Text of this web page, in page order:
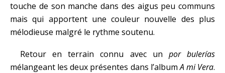
touche de son manche dans des aigus peu communs
mais qui apportent une couleur nouvelle des plus
mélodieuse malgré le rythme soutenu.
Retour en terrain connu avec un por bulerías
mélangeant les deux présentes dans l’albumA mi Vera.